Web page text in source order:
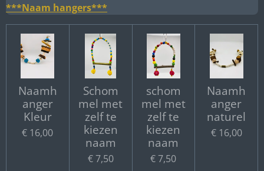
***Naam hangers***
Naamh
anger
Kleur
€ 16,00
Schom
mel met
zelf te
kiezen
naam
€ 7,50
schom
mel met
zelf te
kiezen
naam
€ 7,50
Naamh
anger
naturel
€ 16,00